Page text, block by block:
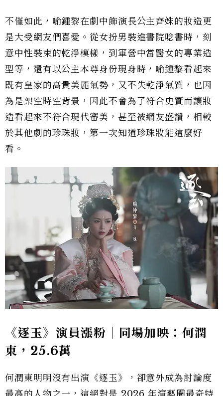
不僅如此，喻鍾黎在劇中飾演長公主齊姝的妝造更
是大受網友們喜愛。從女扮男裝進書院唸書時，刻
意中性裝束的乾淨模樣，到軍營中當醫女的專業造
型等，還有以公主本尊身份現身時，喻鍾黎看起來
既有皇家的高貴美麗氣勢，又不失乾淨氣質，也因
為是架空時空背景，因此不會為了符合史實而讓妝
造看起來不符合現代審美，甚至被網友盛讚，相較
於其他劇的珍珠妝，第一次知道珍珠妝能這麼好
看。
《逐玉》演員漲粉｜同場加映：何潤
東，25.6萬
何潤東明明沒有出演《逐玉》，卻意外成為討論度